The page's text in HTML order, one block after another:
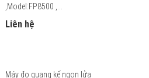
,Model:FP8500 ,...
Liên hệ
Máy đo quang kế ngọn lửa